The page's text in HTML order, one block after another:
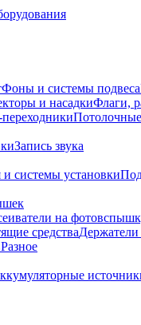
Фоны и системы подвеса
и насадкиФлаги,
Запись звука
системы установки
на
средстваДержатели
Разное